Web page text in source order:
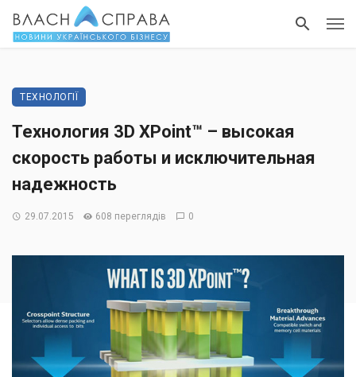
ТЕХНОЛОГІЇ
Технология 3D XPoint™ – высокая
скорость работы и исключительная
надежность
29.07.2015 608 переглядів 0